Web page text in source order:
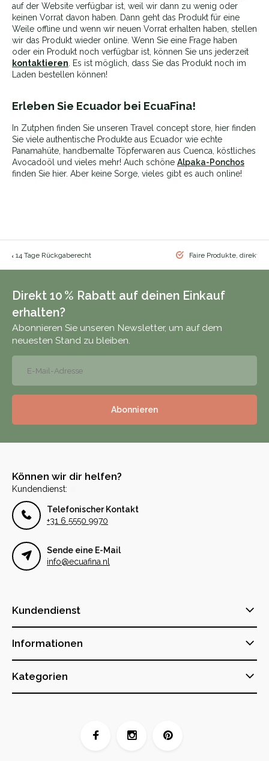
auf der Website verfügbar ist, weil wir dann zu wenig oder
keinen Vorrat davon haben. Dann geht das Produkt für eine
Weile offline und wenn wir neuen Vorrat erhalten haben, stellen
wir das Produkt wieder online. Wenn Sie eine Frage haben
oder ein Produkt noch verfügbar ist, können Sie uns jederzeit
kontaktieren . Es ist möglich, dass Sie das Produkt noch im
Laden bestellen können!
Erleben Sie Ecuador bei EcuaFina!
In Zutphen finden Sie unseren Travel concept store, hier finden
Sie viele authentische Produkte aus Ecuador wie echte
Panamahüte, handbemalte Töpferwaren aus Cuenca, köstliches
Avocadoöl und vieles mehr! Auch schöne Alpaka-Ponchos
finden Sie hier. Aber keine Sorge, vieles gibt es auch online!
& 14 Tage Rückgaberecht Faire Produkte, direkt
Direkt 10 % Rabatt auf deinen Einkauf
erhalten?
Abonnieren Sie unseren Newsletter, um auf dem
neuesten Stand zu bleiben.
Abonnieren
Können wir dir helfen?
Kundendienst:
Telefonischer Kontakt
+31 6 5550 9970
Sende eine E-Mail
info@ecuafina.nl
Kundendienst
Informationen
Kategorien